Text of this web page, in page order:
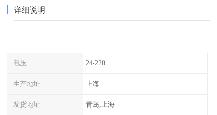
详细说明
电压 24-220
生产地址 上海
发货地址 青岛,上海